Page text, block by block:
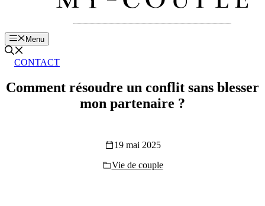
Menu
CONTACT
Comment résoudre un conflit sans blesser
mon partenaire ?
19 mai 2025
Vie de couple